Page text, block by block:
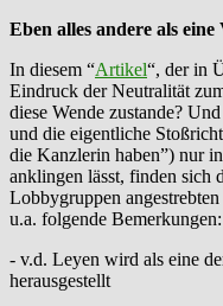
Eben alles andere als
In diesem “Artikel“, der in
Eindruck der Neutralität
diese Wende zustande?
und die eigentliche
die Kanzlerin haben”) nur
anklingen lässt, finden sich
Lobbygruppen
u.a. folgende Bemerkungen:
- v.d. Leyen wird als eine
herausgestellt